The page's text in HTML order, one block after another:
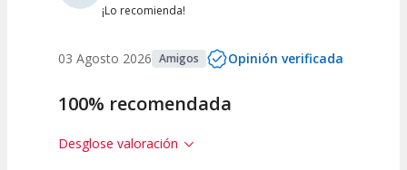
¡Lo recomienda!
03 Agosto 2026 Amigos Opinión verificada
100% recomendada
Desglose valoración